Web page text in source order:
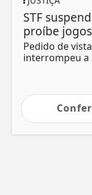
STF
proíbe jogos
Pedido de vista
interrompeu a
Conferir